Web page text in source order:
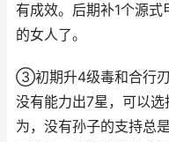
有成效。后期补1个源
的女人了。
③初期升4级毒和合行
没有能力出7星，可以
为，没有孙子的支持总